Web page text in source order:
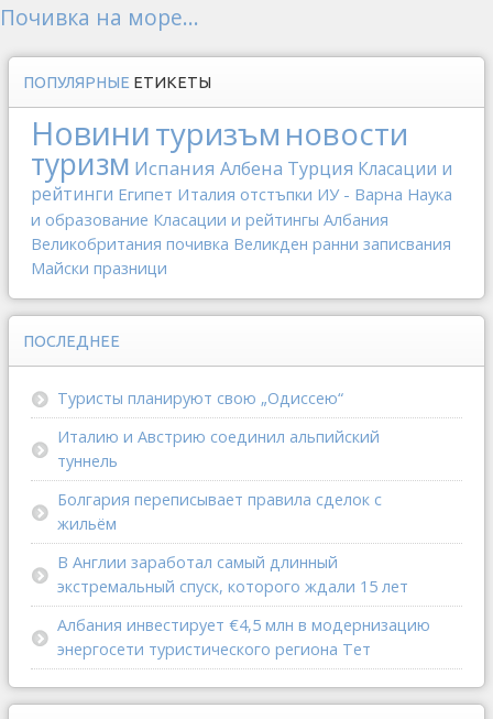
Почивка на море...
ПОПУЛЯРНЫЕ ЕТИКЕТЫ
Новинитуризъм новости
туризм Испания Албена Турция Класации и
рейтинги Египет Италия отстъпки ИУ - Варна Наука
и образование Класации и рейтингы Албания
Великобритания почивка Великден ранни записвания
Майски празници
ПОСЛЕДНЕЕ
Туристы планируют свою „Одиссею“
Италию и Австрию соединил альпийский
туннель
Болгария переписывает правила сделок с
жильём
В Англии заработал самый длинный
экстремальный спуск, которого ждали 15 лет
Албания инвестирует €4,5 млн в модернизацию
энергосети туристического региона Тет